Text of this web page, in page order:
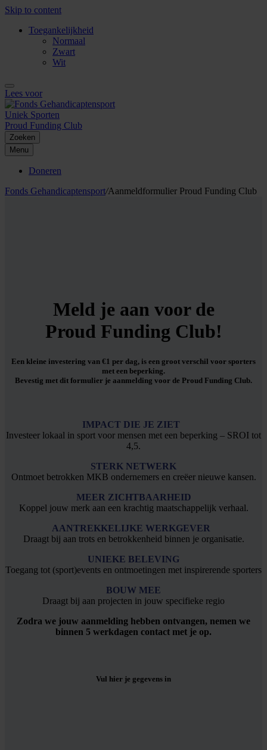
Skip to content
Toegankelijkheid
Normaal
Zwart
Wit
Lees voor
Uniek Sporten
Proud Funding Club
Zoeken
Menu
Doneren
Fonds Gehandicaptensport/Aanmeldformulier Proud Funding Club
Meld je aan voor de
Proud Funding Club!
Een kleine investering van €1 per dag, is een groot verschil voor sporters
met een beperking.
Bevestig met dit formulier je aanmelding voor de Proud Funding Club.
IMPACT DIE JE ZIET
Investeer lokaal in sport voor mensen met een beperking – SROI tot
4,5.
STERK NETWERK
Ontmoet betrokken MKB ondernemers en creëer nieuwe kansen.
MEER ZICHTBAARHEID
Koppel jouw merk aan een krachtig maatschappelijk verhaal.
AANTREKKELIJKE WERKGEVER
Draagt bij aan trots en betrokkenheid binnen je organisatie.
UNIEKE BELEVING
Toegang tot (sport)events en ontmoetingen met inspirerende sporters
BOUW MEE
Draagt bij aan projecten in jouw specifieke regio
Zodra we jouw aanmelding hebben ontvangen, nemen we
binnen 5 werkdagen contact met je op.
Vul hier je gegevens in